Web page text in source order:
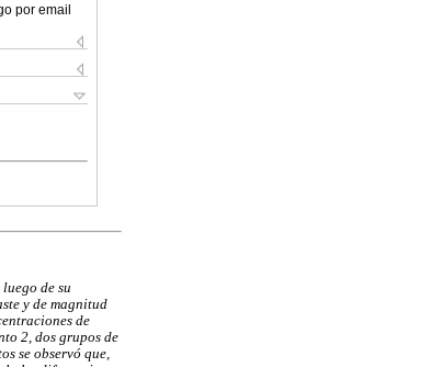
por email
de su
y de magnitud
de
2, dos grupos de
se observó que,